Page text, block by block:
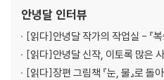
안녕달 인터뷰
[읽다]안녕달 작가의 작업실 - 『
[읽다]안녕달 신작, 이토록 많은
[읽다]장편 그림책 『눈, 물』로 돌